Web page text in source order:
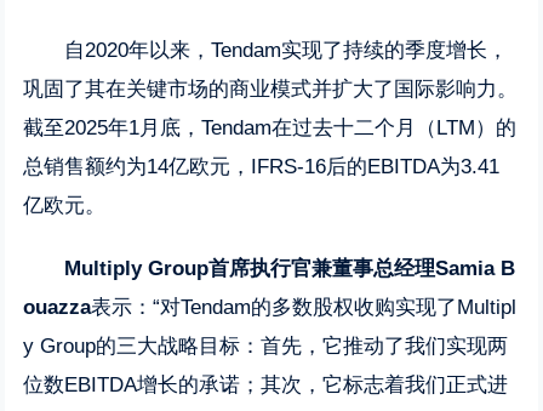
自2020年以来，Tendam实现了持续的季度增长，
巩固了其在关键市场的商业模式并扩大了国际影响力。
截至2025年1月底，Tendam在过去十二个月（LTM）的
总销售额约为14亿欧元，IFRS-16后的EBITDA为3.41
亿欧元。
Multiply Group首席执行官兼董事总经理Samia B
ouazza表示：“对Tendam的多数股权收购实现了Multipl
y Group的三大战略目标：首先，它推动了我们实现两
位数EBITDA增长的承诺；其次，它标志着我们正式进